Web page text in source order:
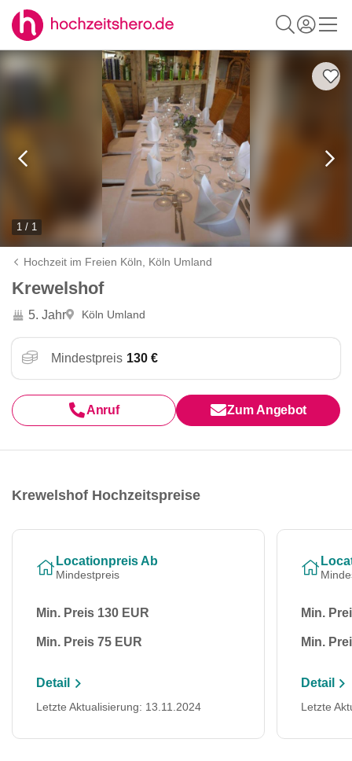
1 / 1
Hochzeit im Freien Köln, Köln Umland
Krewelshof
5. Jahr Köln Umland
Mindestpreis 130 €
Anruf Zum Angebot
Krewelshof Hochzeitspreise
Locationpreis Ab
Mindestpreis
Min. Preis 130 EUR
Min. Preis 75 EUR
Detail
Letzte Aktualisierung: 13.11.2024
Min.
Min.
Detail
Letzte